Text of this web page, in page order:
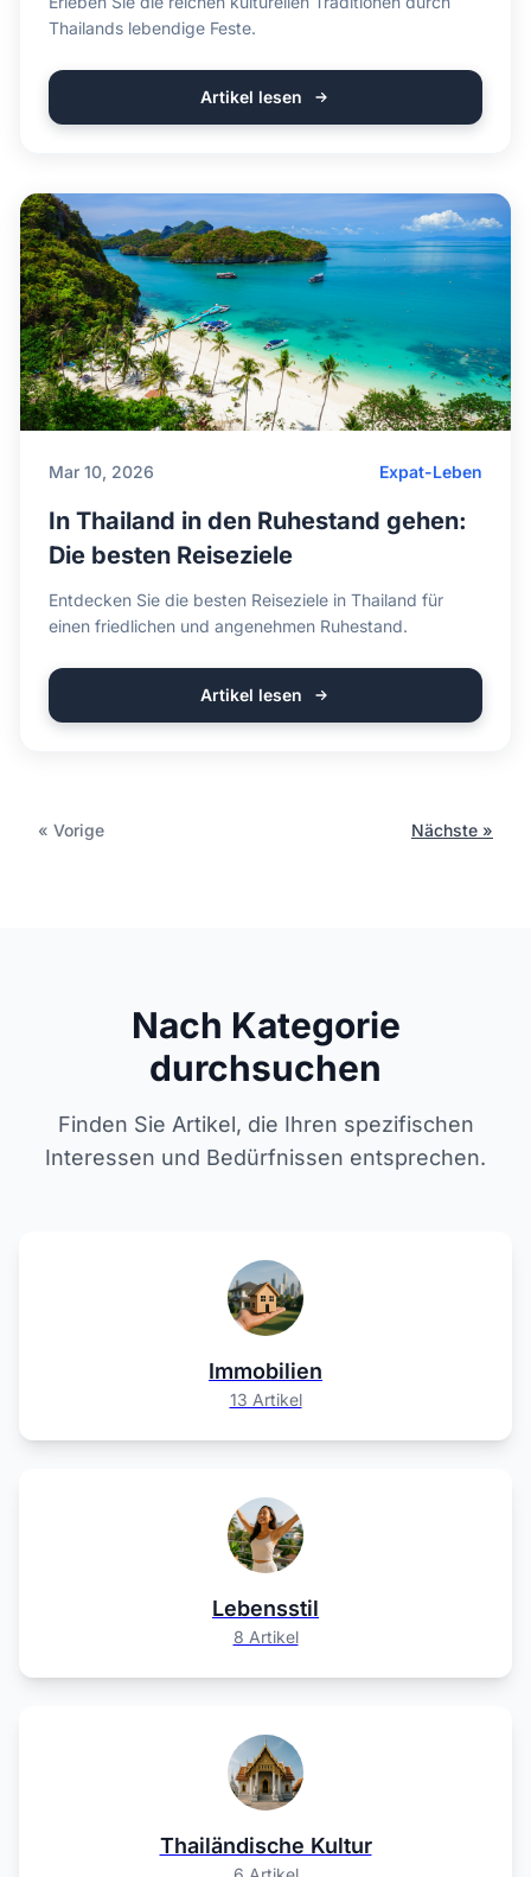
Thailands lebendige Feste.
Artikel lesen
Mar 10, 2026 Expat-Leben
In Thailand in den Ruhestand gehen:
Die besten Reiseziele
Entdecken Sie die besten Reiseziele in Thailand für
einen friedlichen und angenehmen Ruhestand.
Artikel lesen
« Vorige Nächste »
Nach Kategorie
durchsuchen
Finden Sie Artikel, die Ihren spezifischen
Interessen und Bedürfnissen entsprechen.
Immobilien
13 Artikel
Lebensstil
8 Artikel
Thailändische Kultur